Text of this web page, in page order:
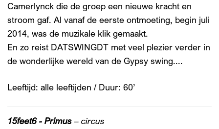
Camerlynck die de groep een nieuwe kracht en
stroom gaf. Al vanaf de eerste ontmoeting, begin juli
2014, was de muzikale klik gemaakt.
En zo reist DATSWINGDT met veel plezier verder in
de wonderlijke wereld van de Gypsy swing....
Leeftijd: alle leeftijden / Duur: 60’
15feet6 - Primus– circus